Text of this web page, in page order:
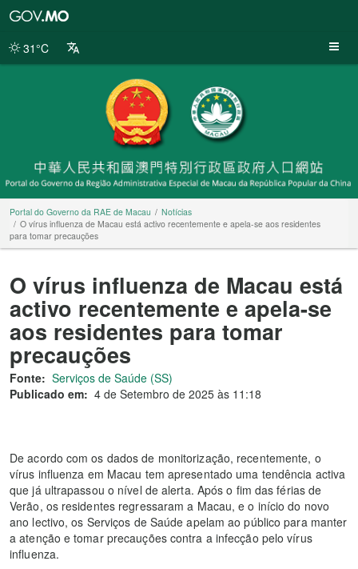
da
31°C
Portal do Governo da RAE de Macau
Notícias
O vírus influenza de Macau está activo recentemente e apela-se aos residentes
para tomar precauções
O vírus influenza de Macau está
activo recentemente e apela-se
aos residentes para tomar
precauções
Fonte: Serviços de Saúde (SS)
Publicado em: 4 de Setembro de 2025 às 11:18
De acordo com os dados de monitorização, recentemente, o
vírus influenza em Macau tem apresentado uma tendência activa
que já ultrapassou o nível de alerta. Após o fim das férias de
Verão, os residentes regressaram a Macau, e o início do novo
ano lectivo, os Serviços de Saúde apelam ao público para manter
a atenção e tomar precauções contra a infecção pelo vírus
influenza.